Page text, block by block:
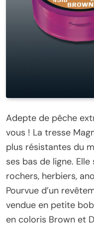
Adepte de pêche
vous ! La tresse
plus résistantes du
ses bas de ligne.
rochers, herbiers,
Pourvue d’un
vendue en petite
en coloris Brown et